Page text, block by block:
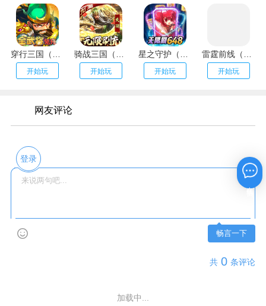
穿行三国（全武将免充）
开始玩
骑战三国（GM刷充金手指）
开始玩
星之守护（神龙送万充）
开始玩
雷霆前线（送传世100万充）
开始玩
网友评论
登录
畅言一下
共 0 条评论
加载中...